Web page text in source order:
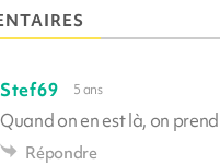
Stef69 5 ans
Quand on en est là, on
Répondre